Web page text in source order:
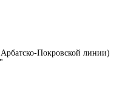
Покровской линии)